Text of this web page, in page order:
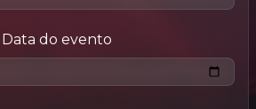
Data do evento